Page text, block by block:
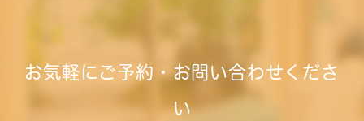
お気軽にご予約・お問い合わせくださ
い